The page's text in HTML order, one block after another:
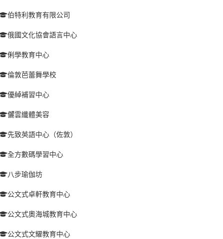
伯特利教育有限公司
俄國文化協會語言中心
俐學教育中心
倫敦芭蕾舞學校
優綽補習中心
儷雲纖體美容
先致英語中心（佐敦）
全方數碼學習中心
八步瑜伽坊
公文式卓軒教育中心
公文式奧海城教育中心
公文式文耀教育中心